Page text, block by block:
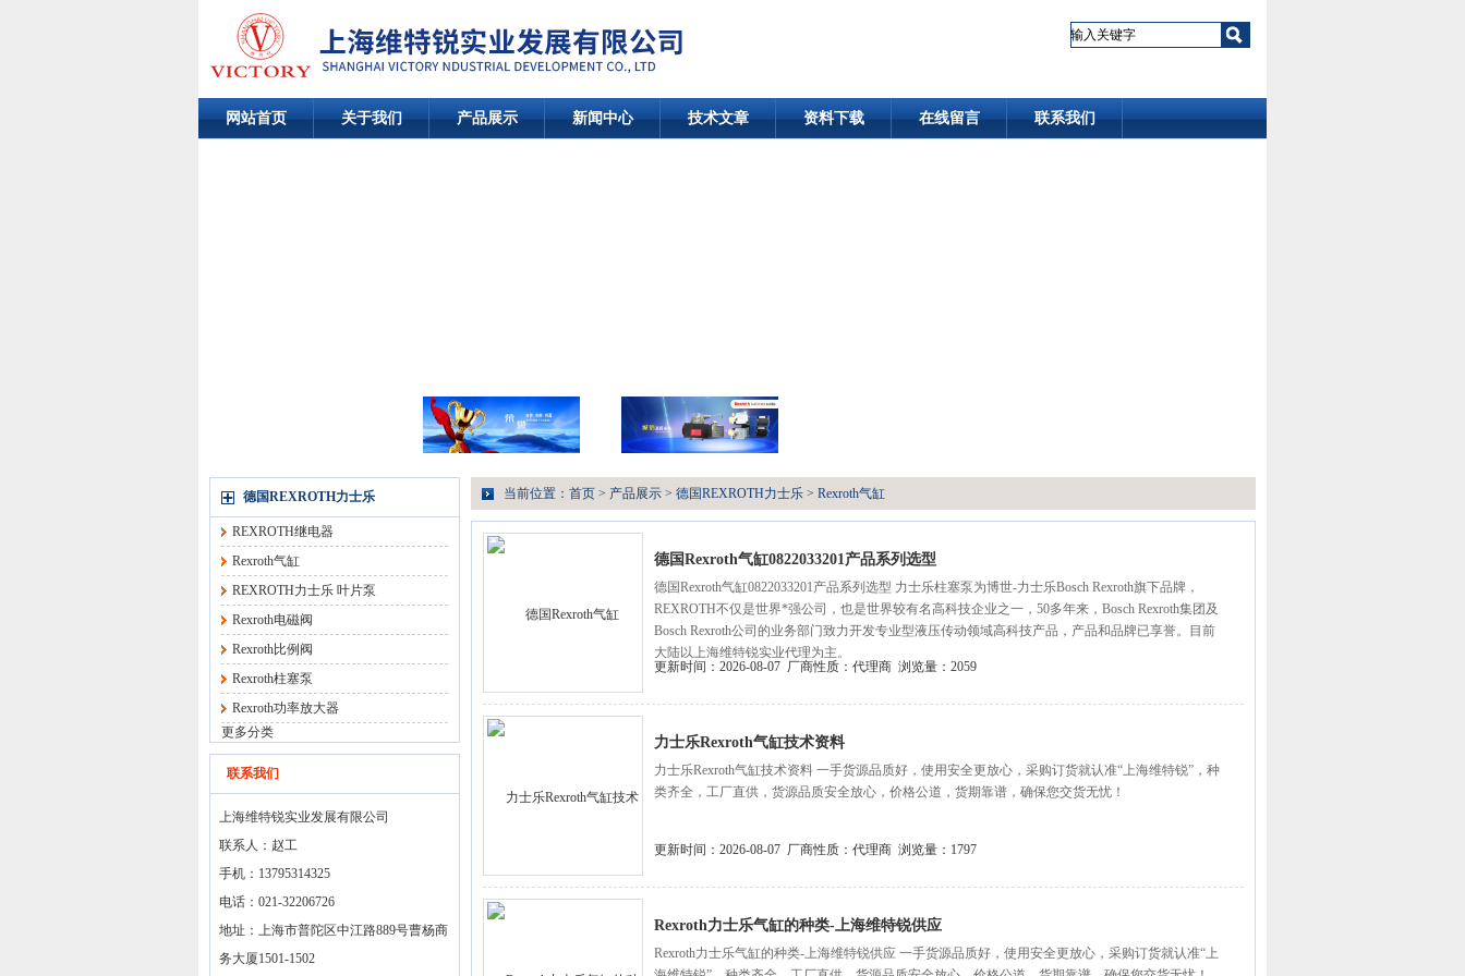
网站首页 关于我们 产品展示 新闻中心 技术文章 资料下载 在线留言 联系我们
德国REXROTH力士乐
REXROTH继电器
Rexroth气缸
REXROTH力士乐 叶片泵
Rexroth电磁阀
Rexroth比例阀
Rexroth柱塞泵
Rexroth功率放大器
更多分类
联系我们
上海维特锐实业发展有限公司
联系人：赵工
手机：13795314325
电话：021-32206726
地址：上海市普陀区中江路889号曹杨商
务大厦1501-1502
当前位置： 首页 > 产品展示 > 德国REXROTH力士乐 > Rexroth气缸
德国Rexroth气缸0822033201产品系列选型
德国Rexroth气缸0822033201产品系列选型 力士乐柱塞泵为博世-力士乐Bosch Rexroth旗下品牌，
REXROTH不仅是世界*强公司，也是世界较有名高科技企业之一，50多年来，Bosch Rexroth集团及
Bosch Rexroth公司的业务部门致力开发专业型液压传动领域高科技产品，产品和品牌已享誉。目前
大陆以上海维特锐实业代理为主。
更新时间：2026-08-07 厂商性质：代理商 浏览量：2059
力士乐Rexroth气缸技术资料
力士乐Rexroth气缸技术资料 一手货源品质好，使用安全更放心，采购订货就认准“上海维特锐”，种
类齐全，工厂直供，货源品质安全放心，价格公道，货期靠谱，确保您交货无忧！
更新时间：2026-08-07 厂商性质：代理商 浏览量：1797
Rexroth力士乐气缸的种类-上海维特锐供应
Rexroth力士乐气缸的种类-上海维特锐供应 一手货源品质好，使用安全更放心，采购订货就认准“上